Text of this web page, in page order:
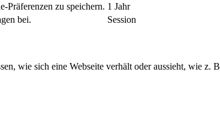
Präferenzen zu speichern. 1 Jahr
bei. Session
wie sich eine Webseite verhält oder aussieht, wie z.